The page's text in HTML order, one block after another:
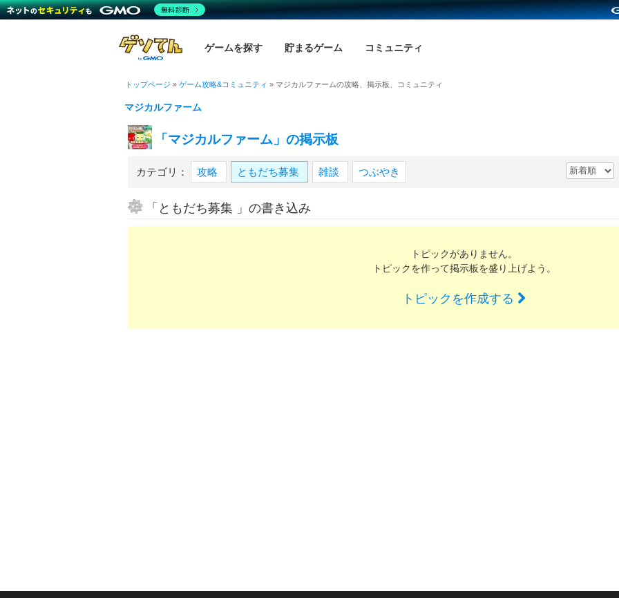
ゲームを探す 貯まるゲーム コミュニティ
トップページ » ゲーム攻略&コミュニティ » マジカルファームの攻略、掲示板、コミュニティ
マジカルファーム
「マジカルファーム」の掲示板
カテゴリ： 攻略 ともだち募集 雑談 つぶやき
「ともだち募集 」の書き込み
トピックがありません。
トピックを作って掲示板を盛り上げよう。
トピックを作成する
無料診断